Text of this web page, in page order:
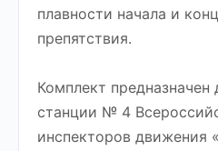
плавности начала и
препятствия.
Комплект предназначен
станции № 4
инспекторов движения